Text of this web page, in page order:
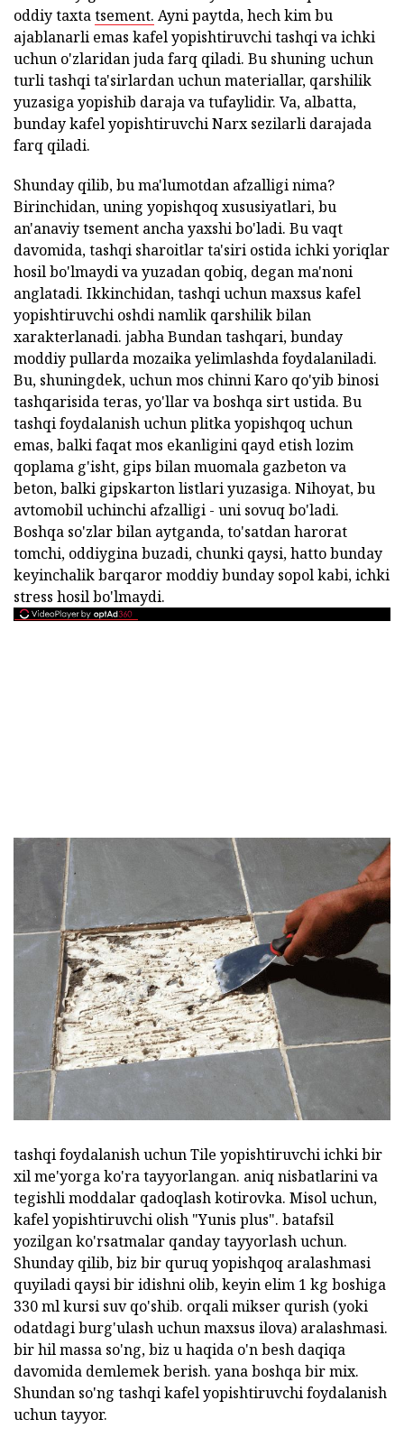
oddiy taxtatsement. Ayni paytda, hech kim bu
ajablanarli emas kafel yopishtiruvchi tashqi va ichki
uchun o'zlaridan juda farq qiladi. Bu shuning uchun
turli tashqi ta'sirlardan uchun materiallar, qarshilik
yuzasiga yopishib daraja va tufaylidir. Va, albatta,
bunday kafel yopishtiruvchi Narx sezilarli darajada
farq qiladi.
Shunday qilib, bu ma'lumotdan afzalligi nima?
Birinchidan, uning yopishqoq xususiyatlari, bu
an'anaviy tsement ancha yaxshi bo'ladi. Bu vaqt
davomida, tashqi sharoitlar ta'siri ostida ichki yoriqlar
hosil bo'lmaydi va yuzadan qobiq, degan ma'noni
anglatadi. Ikkinchidan, tashqi uchun maxsus kafel
yopishtiruvchi oshdi namlik qarshilik bilan
xarakterlanadi. jabha Bundan tashqari, bunday
moddiy pullarda mozaika yelimlashda foydalaniladi.
Bu, shuningdek, uchun mos chinni Karo qo'yib binosi
tashqarisida teras, yo'llar va boshqa sirt ustida. Bu
tashqi foydalanish uchun plitka yopishqoq uchun
emas, balki faqat mos ekanligini qayd etish lozim
qoplama g'isht, gips bilan muomala gazbeton va
beton, balki gipskarton listlari yuzasiga. Nihoyat, bu
avtomobil uchinchi afzalligi - uni sovuq bo'ladi.
Boshqa so'zlar bilan aytganda, to'satdan harorat
tomchi, oddiygina buzadi, chunki qaysi, hatto bunday
keyinchalik barqaror moddiy bunday sopol kabi, ichki
stress hosil bo'lmaydi.
tashqi foydalanish uchun Tile yopishtiruvchi ichki bir
xil me'yorga ko'ra tayyorlangan. aniq nisbatlarini va
tegishli moddalar qadoqlash kotirovka. Misol uchun,
kafel yopishtiruvchi olish "Yunis plus". batafsil
yozilgan ko'rsatmalar qanday tayyorlash uchun.
Shunday qilib, biz bir quruq yopishqoq aralashmasi
quyiladi qaysi bir idishni olib, keyin elim 1 kg boshiga
330 ml kursi suv qo'shib. orqali mikser qurish (yoki
odatdagi burg'ulash uchun maxsus ilova) aralashmasi.
bir hil massa so'ng, biz u haqida o'n besh daqiqa
davomida demlemek berish. yana boshqa bir mix.
Shundan so'ng tashqi kafel yopishtiruvchi foydalanish
uchun tayyor.